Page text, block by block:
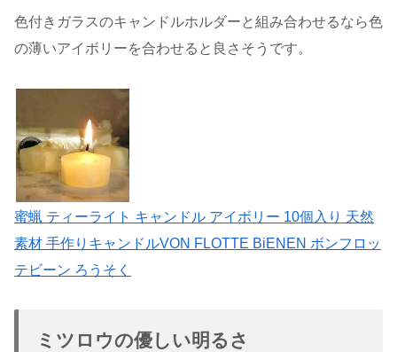
色付きガラスのキャンドルホルダーと組み合わせるなら色
の薄いアイボリーを合わせると良さそうです。
蜜蝋 ティーライト キャンドル アイボリー 10個入り 天然
素材 手作りキャンドルVON FLOTTE BiENEN ボンフロッ
テビーン ろうそく
ミツロウの優しい明るさ